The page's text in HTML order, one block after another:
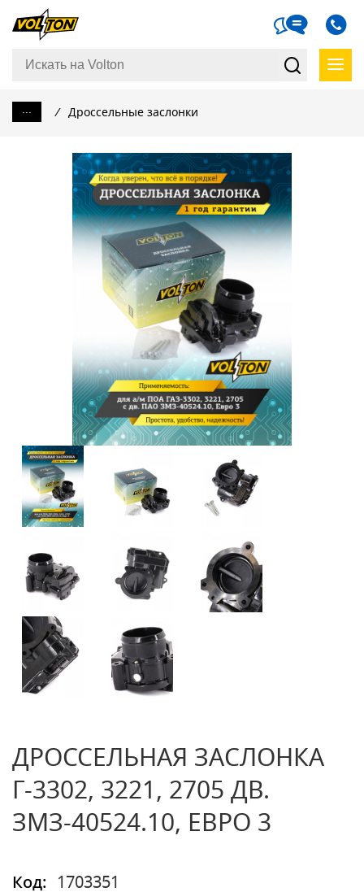
... / Дроссельные заслонки
ДРОССЕЛЬНАЯ ЗАСЛОНКА
Г-3302, 3221, 2705 ДВ.
ЗМЗ-40524.10, ЕВРО 3
Код:
1703351